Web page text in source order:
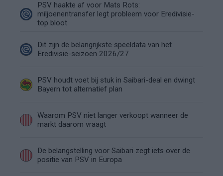
PSV haakte af voor Mats Rots:
miljoenentransfer legt probleem voor Eredivisie-
top bloot
Dit zijn de belangrijkste speeldata van het
Eredivisie-seizoen 2026/27
PSV houdt voet bij stuk in Saibari-deal en dwingt
Bayern tot alternatief plan
Waarom PSV niet langer verkoopt wanneer de
markt daarom vraagt
De belangstelling voor Saibari zegt iets over de
positie van PSV in Europa